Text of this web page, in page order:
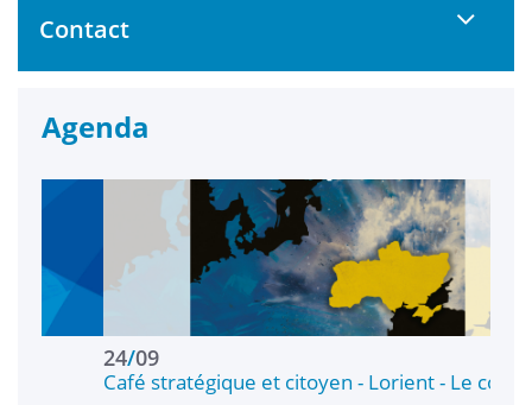
Contact
Agenda
Café stratégique et citoyen - Lorient - Le conflit…